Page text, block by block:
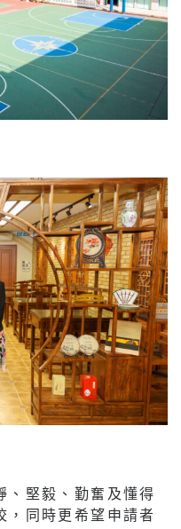
、堅毅、勤奮及懂得
，同時更希望申請者